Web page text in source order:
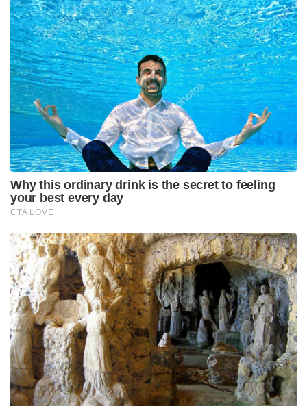
ശ്രദ്ധേയമായി.
ഇന്ത്യയും ഇറ്റലിയും തമ്മിലുള്ള ഉഭയകക്ഷി ബന്ധം
ശക്തമായ കുതിപ്പിലാണ് മുന്നോട്ട് പോകുന്നത്.
ഇരുരാജ്യങ്ങളും സംയുക്തമായി നടപ്പിലാക്കുന്ന
‘ജോയിന്റ് സ്ട്രാറ്റജിക് ആക്ഷൻ പ്ലാൻ 2025-2029’
മുൻനിർത്തി വിവിധ മേഖലകളിലെ സഹകരണം
കൂടുതൽ ഊർജ്ജിതമാക്കുകയാണ് ഈ
സന്ദർശനത്തിന്റെ പ്രധാന ലക്ഷ്യം. മുൻവർഷങ്ങളിൽ
ഇരുരാജ്യങ്ങളും തമ്മിലുള്ള വ്യാപാരം 16.77 ബില്യൺ
യുഎസ് ഡോളറിലെത്തിയിരുന്നു. 2000 ഏപ്രിൽ മുതൽ
2025 സെപ്റ്റംബർ വരെയുള്ള കണക്കുകൾ പ്രകാരം
3.66 ബില്യൺ യുഎസ് ഡോളറിന്റെ നേരിട്ടുള്ള വിദേശ
നിക്ഷേപവും (FDI) ഇറ്റലിയിൽ നിന്ന് ഇന്ത്യയിലേക്ക്
എത്തിയിട്ടുണ്ട്. വ്യാപാരം, പ്രതിരോധം, സുരക്ഷ,
ഹരിത ഊർജ്ജം, സാങ്കേതിക വിദ്യ, ഇന്നൊവേഷൻ
തുടങ്ങിയ മേഖലകളിലും, പുതുതായി വിഭാവനം
ചെയ്യുന്ന ഇന്ത്യ-മിഡിൽ ഈസ്റ്റ്-യൂറോപ്പ് ഇക്കണോമിക്
കോറിഡോർ (IMEC) പദ്ധതിയിലും ഇരുരാജ്യങ്ങളും
കൈകോർത്ത് മുന്നേറുകയാണ്. യുഎഇ,
നെതർലൻഡ്സ്, സ്വീഡൻ, നോർവേ എന്നീ
രാജ്യങ്ങളിലെ സന്ദർശനം പൂർത്തിയാക്കിയാണ്
പ്രധാനമന്ത്രി അവസാന ഘട്ടമായി